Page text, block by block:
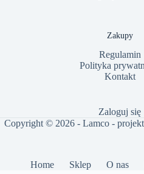
Zakupy
Regulamin
Polityka
Kontakt
Zaloguj się
Copyright © 2026 - Lamco -
Home Sklep O nas